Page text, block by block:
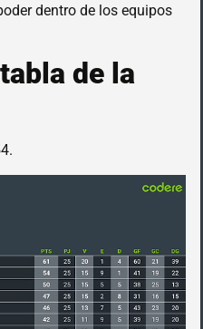
dentro de los equipos
de la